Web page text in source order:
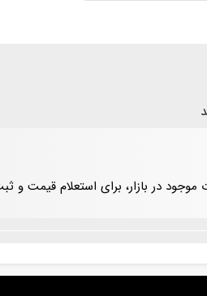
موجود در بازار، برای استعلام